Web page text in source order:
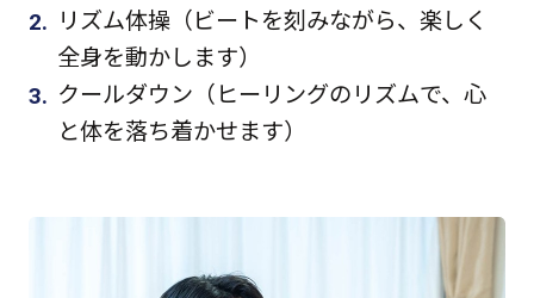
リズム体操（ビートを刻みながら、楽しく
全身を動かします）
クールダウン（ヒーリングのリズムで、心
と体を落ち着かせます）